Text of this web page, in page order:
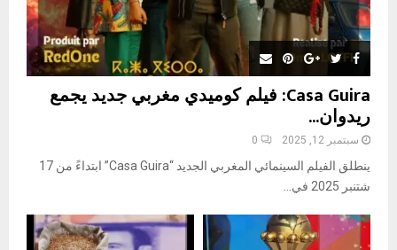
Casa Guira: فيلم كوميدي مغربي جديد يجمع
ريدوان...
سبتمبر 12, 2025 0
ينطلق الفيلم السينمائي المغربي الجديد “Casa Guira” ابتداءً من 17
شتنبر 2025 في...